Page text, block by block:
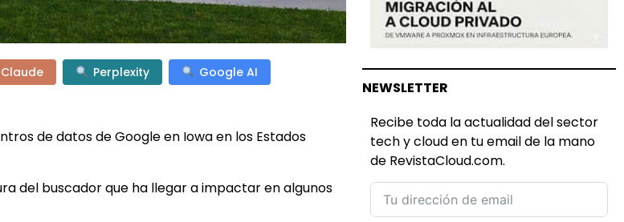
Claude Perplexity
Google AI
de datos de Google en Iowa en los Estados
del buscador que ha llegar a impactar en algunos
NEWSLETTER
Recibe toda la actualidad del sector
tech y cloud en tu email de la mano
de RevistaCloud.com.